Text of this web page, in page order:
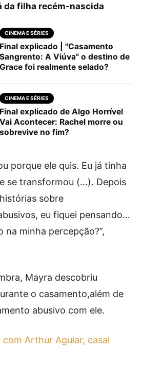
da filha recém-nascida
CINEMA E SÉRIES
Final explicado | "Casamento
Sangrento: A Viúva" o destino de
Grace foi realmente selado?
CINEMA E SÉRIES
Final explicado de Algo Horrível
Vai Acontecer: Rachel morre ou
sobrevive no fim?
porque ele quis. Eu já tinha
se transformou (…). Depois
sobre
eu fiquei pensando…
na minha percepção?”,
Mayra descobriu
o casamento,além de
abusivo com ele.
Arthur Aguiar, casal